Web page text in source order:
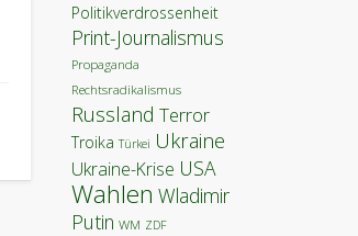
Politikverdrossenheit
Print-Journalismus
Propaganda
Rechtsradikalismus
Russland Terror
Troika Türkei Ukraine
Ukraine-Krise USA
Wahlen Wladimir
Putin WM ZDF